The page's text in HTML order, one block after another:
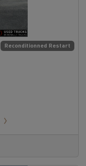
Reconditionned Restart